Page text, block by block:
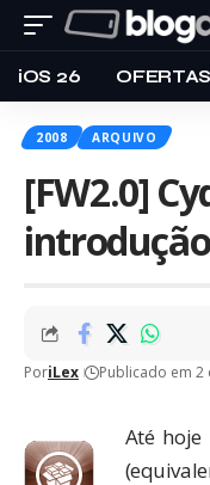
iOS 26 OFERTAS
2008 ARQUIVO
[FW2.0]
PoriLex Publicado em
Até